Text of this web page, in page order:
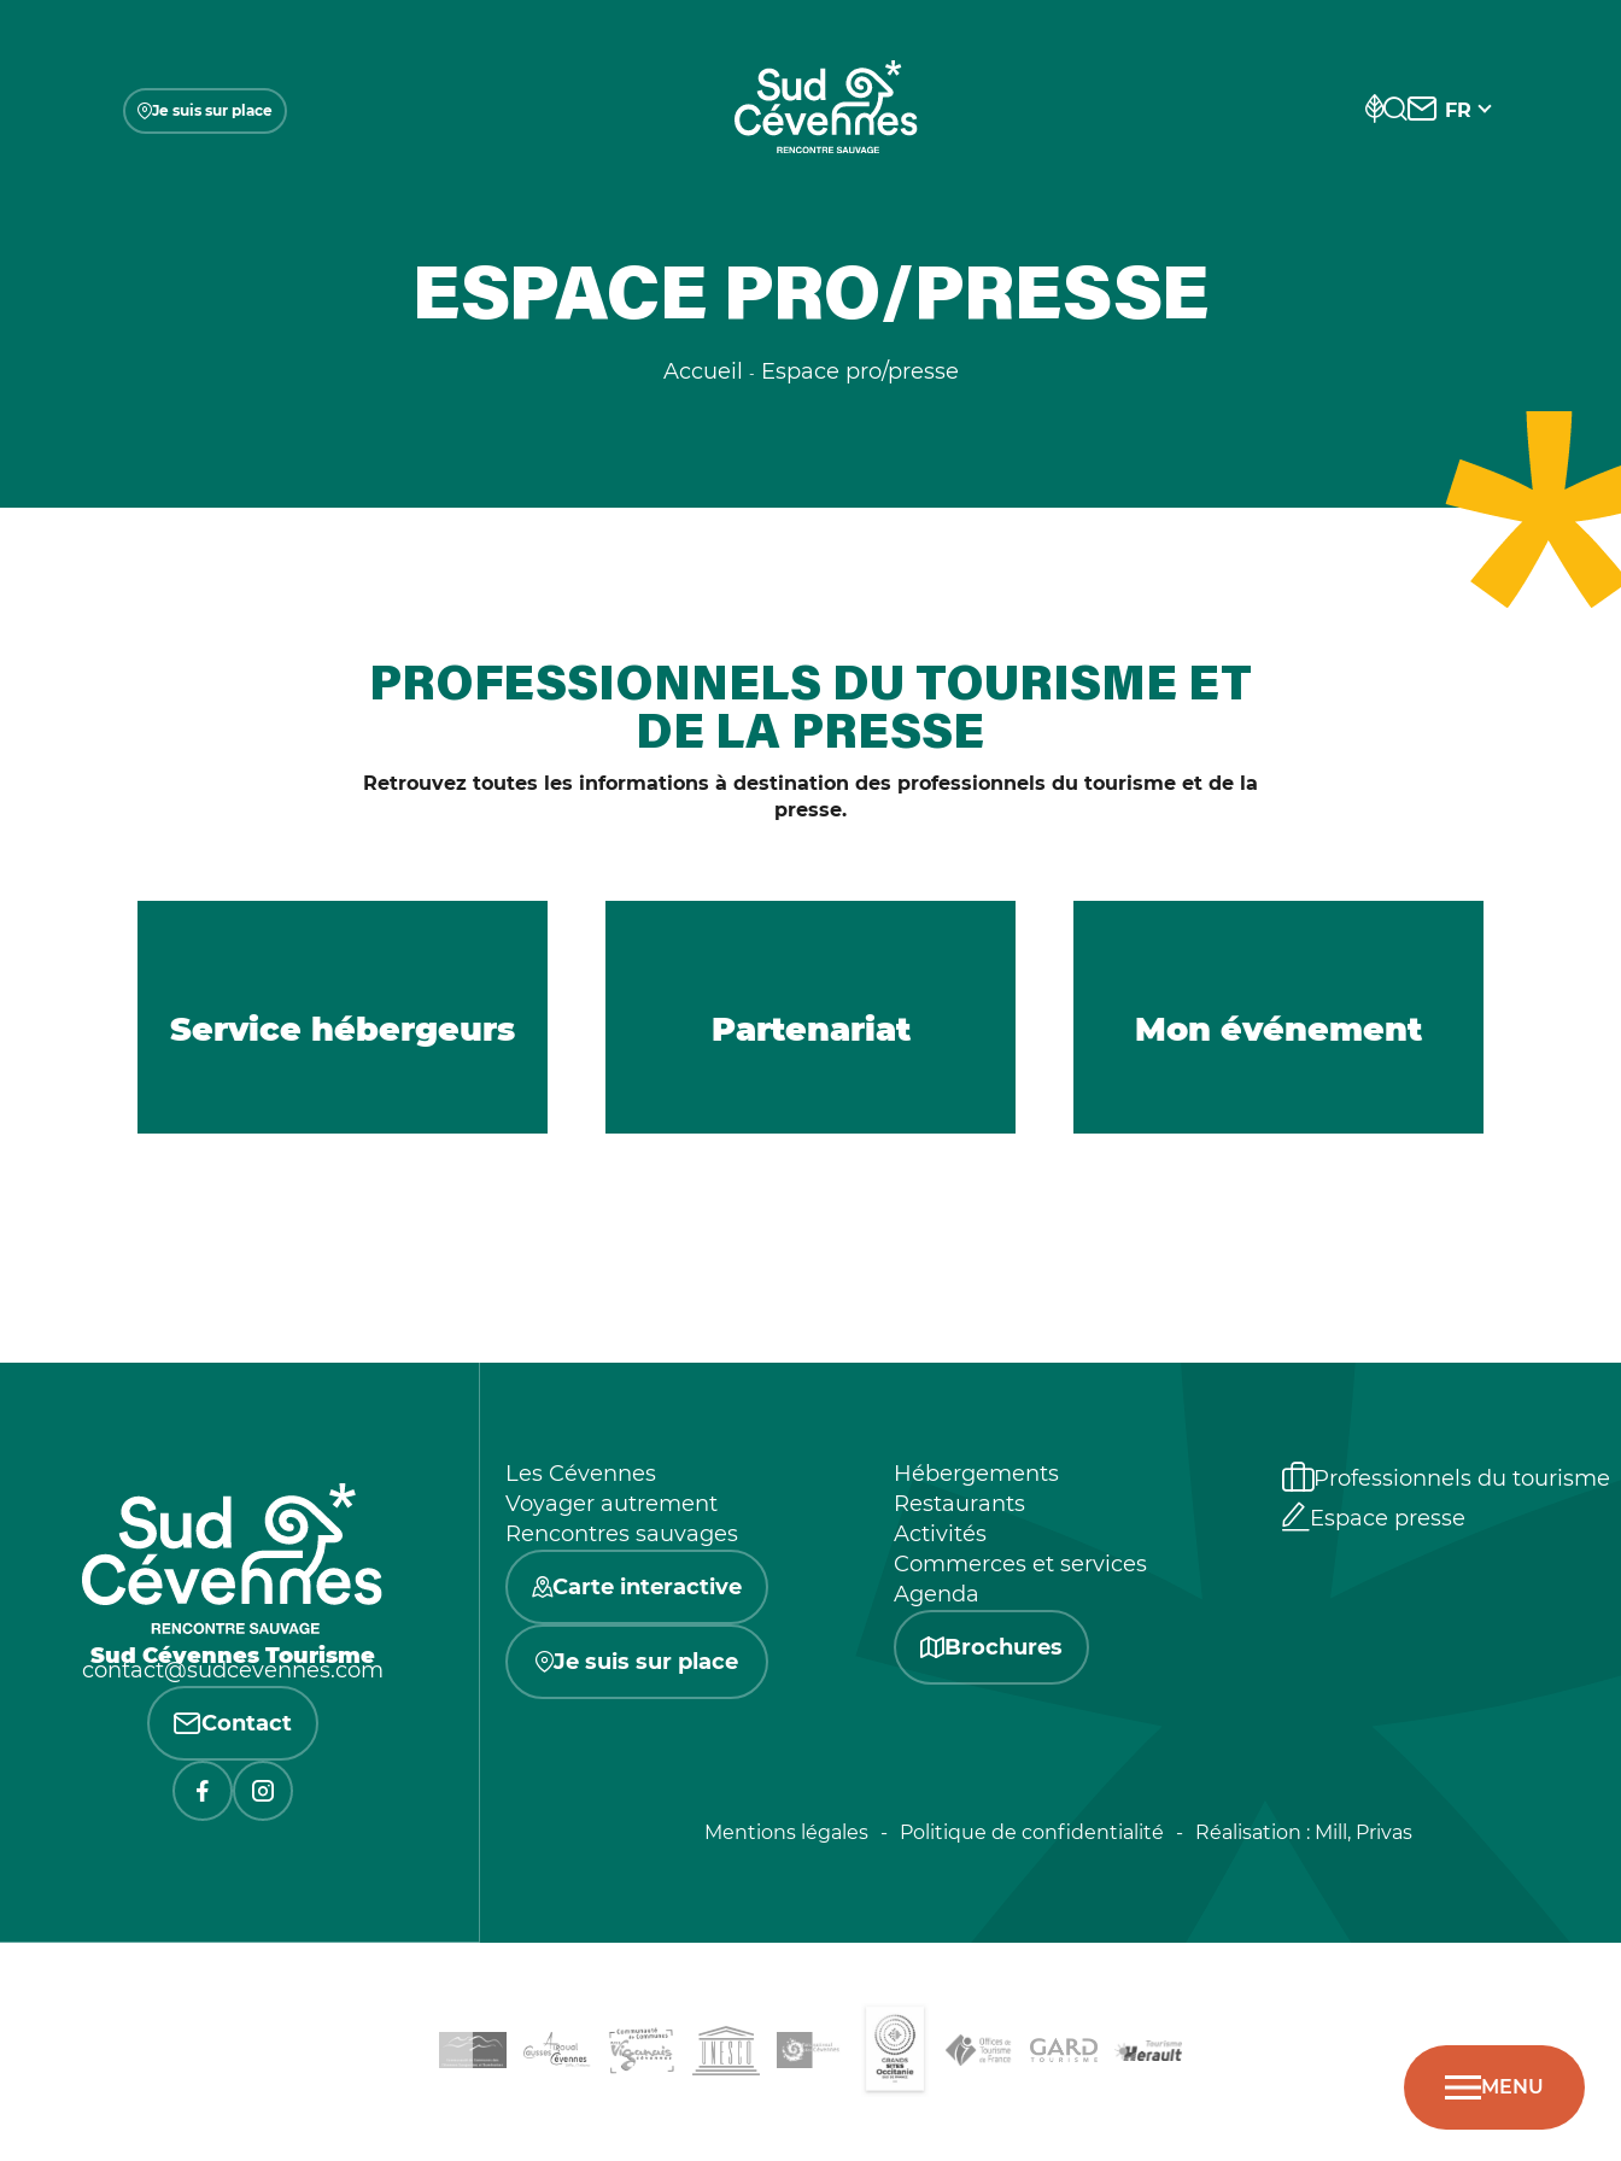
Je suis sur place FR
MENU
ESPACE PRO/PRESSE
Accueil Espace pro/presse
PROFESSIONNELS DU TOURISME ET
DE LA PRESSE
Retrouvez toutes les informations à destination des professionnels du tourisme et de la
presse.
Service hébergeurs Partenariat Mon événement
Sud Cévennes Tourisme
contact@sudcevennes.com
Contact
Les Cévennes
Voyager autrement
Rencontres sauvages
Carte interactive
Je suis sur place
Hébergements
Restaurants
Activités
Commerces et services
Agenda
Brochures
Professionnels du tourisme
Espace presse
Mentions légales Politique de confidentialité Réalisation : Mill, Privas